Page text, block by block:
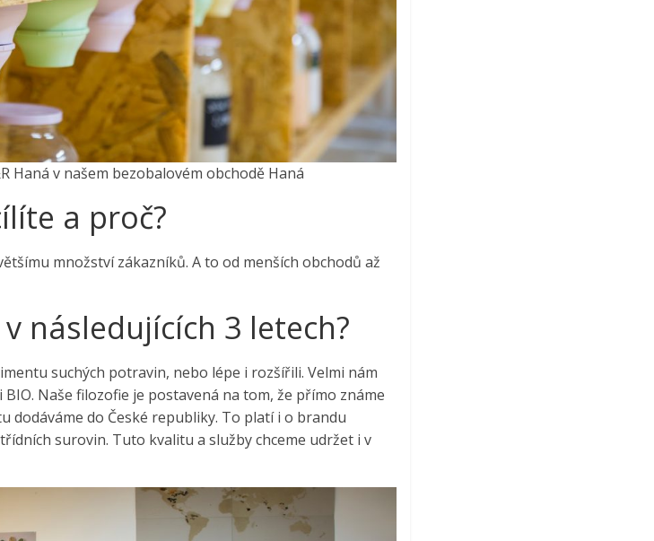
Haná v našem bezobalovém obchodě Haná
a proč?
množství zákazníků. A to od menších obchodů až
následujících 3 letech?
suchých potravin, nebo lépe i rozšířili. Velmi nám
Naše filozofie je postavená na tom, že přímo známe
dodáváme do České republiky. To platí i o brandu
surovin. Tuto kvalitu a služby chceme udržet i v